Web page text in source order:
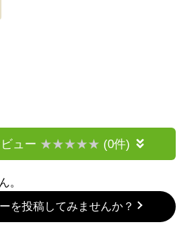
ュー (0件)
。
を投稿してみませんか？